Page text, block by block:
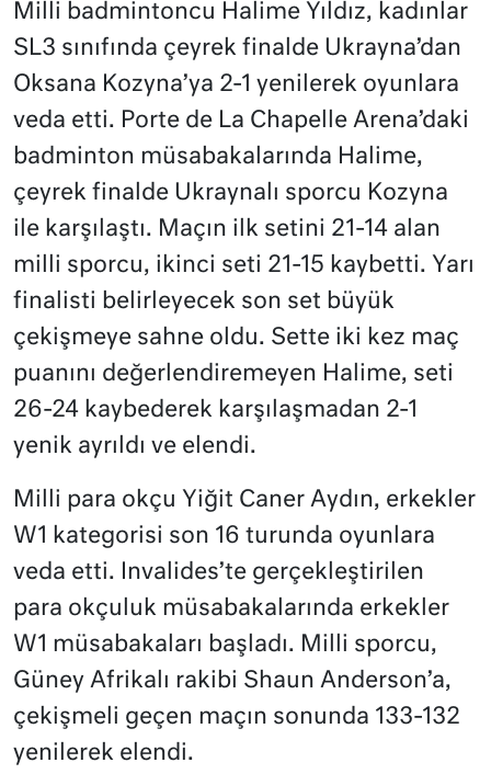
Milli badmintoncu Halime Yıldız, kadınlar
SL3 sınıfında çeyrek finalde Ukrayna’dan
Oksana Kozyna’ya 2-1 yenilerek oyunlara
veda etti. Porte de La Chapelle Arena’daki
badminton müsabakalarında Halime,
çeyrek finalde Ukraynalı sporcu Kozyna
ile karşılaştı. Maçın ilk setini 21-14 alan
milli sporcu, ikinci seti 21-15 kaybetti. Yarı
finalisti belirleyecek son set büyük
çekişmeye sahne oldu. Sette iki kez maç
puanını değerlendiremeyen Halime, seti
26-24 kaybederek karşılaşmadan 2-1
yenik ayrıldı ve elendi.
Milli para okçu Yiğit Caner Aydın, erkekler
W1 kategorisi son 16 turunda oyunlara
veda etti. Invalides’te gerçekleştirilen
para okçuluk müsabakalarında erkekler
W1 müsabakaları başladı. Milli sporcu,
Güney Afrikalı rakibi Shaun Anderson’a,
çekişmeli geçen maçın sonunda 133-132
yenilerek elendi.